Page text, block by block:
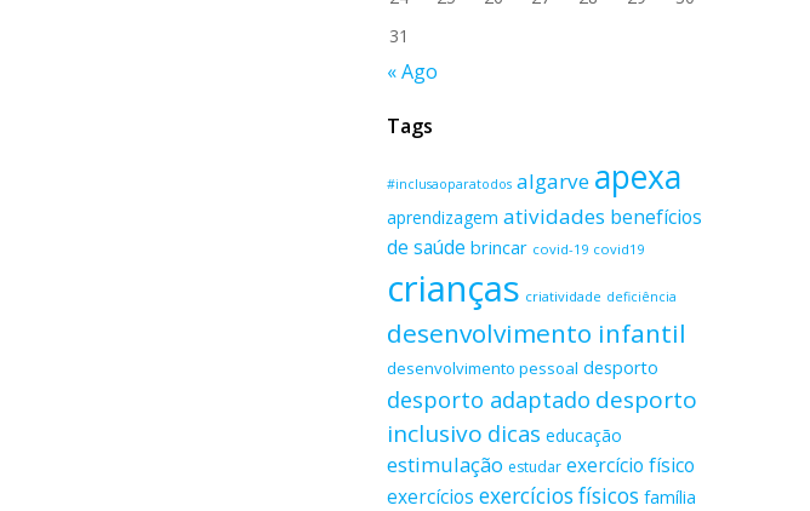
31
« Ago
Tags
#inclusaoparatodos algarve apexa
aprendizagem atividades benefícios
de saúde brincar covid-19 covid19
crianças criatividade deficiência
desenvolvimento infantil
desenvolvimento pessoal desporto
desporto adaptado desporto
inclusivo dicas educação
estimulação estudar exercício físico
exercícios exercícios físicos família